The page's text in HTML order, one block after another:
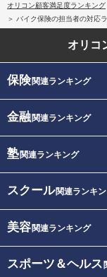
オリコン顧客満足度ランキング
バイク保険の担当者の対応
オリコ
保険関連ランキング
金融関連ランキング
塾関連ランキング
スクール関連ランキ
美容関連ランキング
スポーツ＆ヘルス